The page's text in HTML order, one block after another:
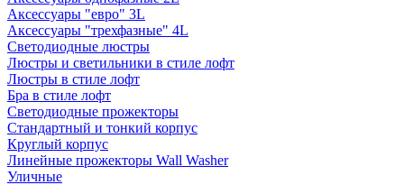
Аксессуары "евро" 3L
Аксессуары "трехфазные" 4L
Светодиодные люстры
Люстры и светильники в стиле лофт
Люстры в стиле лофт
Бра в стиле лофт
Светодиодные прожекторы
Стандартный и тонкий корпус
Круглый корпус
Линейные прожекторы Wall Washer
Уличные